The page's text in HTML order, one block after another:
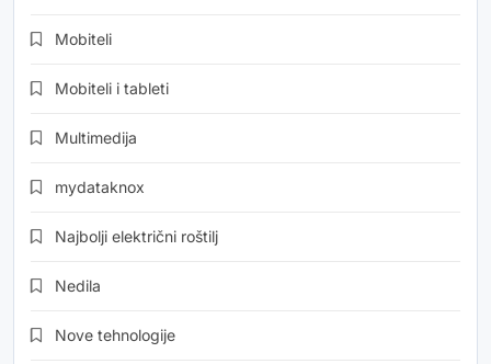
Mobiteli
Mobiteli i tableti
Multimedija
mydataknox
Najbolji električni roštilj
Nedila
Nove tehnologije